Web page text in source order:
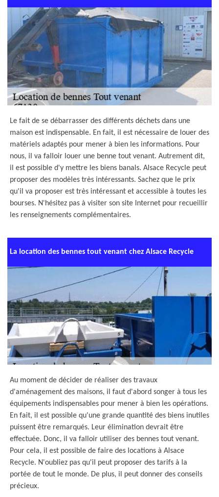
Le fait de se débarrasser des différents déchets dans une
maison est indispensable. En fait, il est nécessaire de louer des
matériels adaptés pour mener à bien les informations. Pour
nous, il va falloir louer une benne tout venant. Autrement dit,
il est possible d'y mettre les biens banals. Alsace Recycle peut
proposer des modèles très intéressants. Sachez que le prix
qu'il va proposer est très intéressant et accessible à toutes les
bourses. N'hésitez pas à visiter son site Internet pour recueillir
les renseignements complémentaires.
La location des bennes tout venant chez Alsace Recycle
Au moment de décider de réaliser des travaux
d'aménagement des maisons, il faut d'abord songer à tous les
équipements indispensables pour mener à bien les opérations.
En fait, il est possible qu'une grande quantité des biens inutiles
puissent être remarqués. Leur élimination devrait être
effectuée. Donc, il va falloir utiliser des bennes tout venant.
Pour cela, il est possible de faire des locations à Alsace
Recycle. N'oubliez pas qu'il peut proposer des tarifs à la
portée de tout le monde. De plus, il peut donner des conseils
précieux.